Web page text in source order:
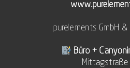
purelements GmbH &
Büro +
Mittagstraße